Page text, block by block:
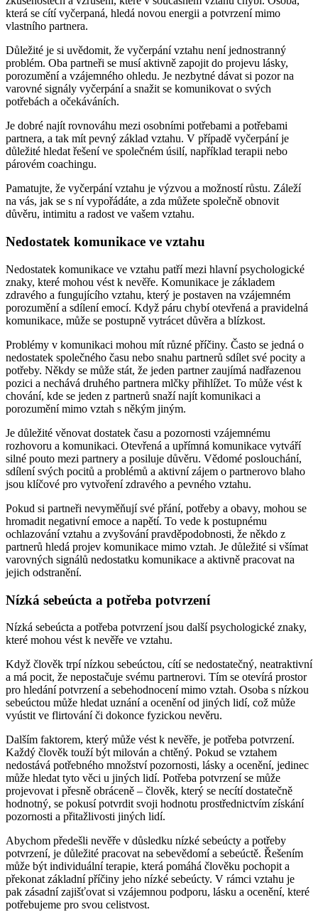
která se cítí vyčerpaná, hledá novou energii a potvrzení mimo
vlastního partnera.
Důležité je si uvědomit, že vyčerpání vztahu není jednostranný
problém. Oba partneři se musí aktivně zapojit do projevu lásky,
porozumění a vzájemného ohledu. Je nezbytné dávat si pozor na
varovné signály vyčerpání a snažit se komunikovat o svých
potřebách a očekáváních.
Je dobré najít rovnováhu mezi osobními potřebami a potřebami
partnera, a tak mít pevný základ vztahu. V případě vyčerpání je
důležité hledat řešení ve společném úsilí, například terapii nebo
párovém coachingu.
Pamatujte, že vyčerpání vztahu je výzvou a možností růstu. Záleží
na vás, jak se s ní vypořádáte, a zda můžete společně obnovit
důvěru, intimitu a radost ve vašem vztahu.
Nedostatek komunikace ve vztahu
Nedostatek komunikace ve vztahu patří mezi hlavní psychologické
znaky, které mohou vést k nevěře. Komunikace je základem
zdravého a fungujícího vztahu, který je postaven na vzájemném
porozumění a sdílení emocí. Když páru chybí otevřená a pravidelná
komunikace, může se postupně vytrácet důvěra a blízkost.
Problémy v komunikaci mohou mít různé příčiny. Často se jedná o
nedostatek společného času nebo snahu partnerů sdílet své pocity a
potřeby. Někdy se může stát, že jeden partner zaujímá nadřazenou
pozici a nechává druhého partnera mlčky přihlížet. To může vést k
chování, kde se jeden z partnerů snaží najít komunikaci a
porozumění mimo vztah s někým jiným.
Je důležité věnovat dostatek času a pozornosti vzájemnému
rozhovoru a komunikaci. Otevřená a upřímná komunikace vytváří
silné pouto mezi partnery a posiluje důvěru. Vědomé poslouchání,
sdílení svých pocitů a problémů a aktivní zájem o partnerovo blaho
jsou klíčové pro vytvoření zdravého a pevného vztahu.
Pokud si partneři nevyměňují své přání, potřeby a obavy, mohou se
hromadit negativní emoce a napětí. To vede k postupnému
ochlazování vztahu a zvyšování pravděpodobnosti, že někdo z
partnerů hledá projev komunikace mimo vztah. Je důležité si všímat
varovných signálů nedostatku komunikace a aktivně pracovat na
jejich odstranění.
Nízká sebeúcta a potřeba potvrzení
Nízká sebeúcta a potřeba potvrzení jsou další psychologické znaky,
které mohou vést k nevěře ve vztahu.
Když člověk trpí nízkou sebeúctou, cítí se nedostatečný, neatraktivní
a má pocit, že nepostačuje svému partnerovi. Tím se otevírá prostor
pro hledání potvrzení a sebehodnocení mimo vztah. Osoba s nízkou
sebeúctou může hledat uznání a ocenění od jiných lidí, což může
vyústit ve flirtování či dokonce fyzickou nevěru.
Dalším faktorem, který může vést k nevěře, je potřeba potvrzení.
Každý člověk touží být milován a chtěný. Pokud se vztahem
nedostává potřebného množství pozornosti, lásky a ocenění, jedinec
může hledat tyto věci u jiných lidí. Potřeba potvrzení se může
projevovat i přesně obráceně – člověk, který se necítí dostatečně
hodnotný, se pokusí potvrdit svoji hodnotu prostřednictvím získání
pozornosti a přitažlivosti jiných lidí.
Abychom předešli nevěře v důsledku nízké sebeúcty a potřeby
potvrzení, je důležité pracovat na sebevědomí a sebeúctě. Řešením
může být individuální terapie, která pomáhá člověku pochopit a
překonat základní příčiny jeho nízké sebeúcty. V rámci vztahu je
pak zásadní zajišťovat si vzájemnou podporu, lásku a ocenění, které
potřebujeme pro svou celistvost.